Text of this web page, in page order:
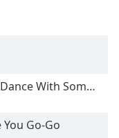
With Somebody
Go-Go